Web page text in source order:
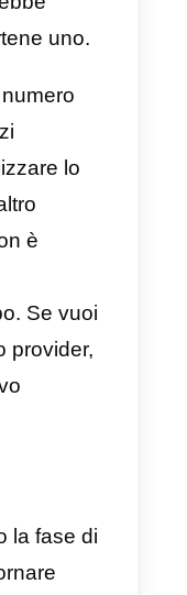
WhatsApp
configurato
che
ore prima che
di telefono